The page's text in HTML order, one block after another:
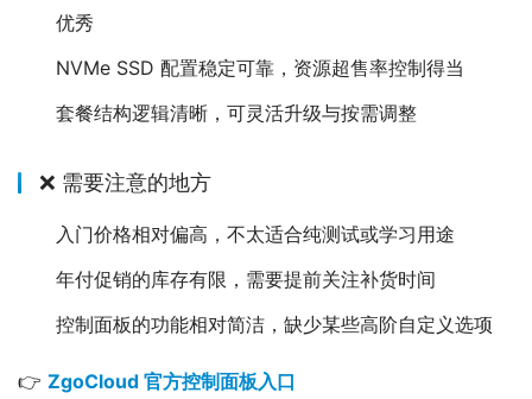
优秀
NVMe SSD 配置稳定可靠，资源超售率控制得当
套餐结构逻辑清晰，可灵活升级与按需调整
❌ 需要注意的地方
入门价格相对偏高，不太适合纯测试或学习用途
年付促销的库存有限，需要提前关注补货时间
控制面板的功能相对简洁，缺少某些高阶自定义选项
👉 ZgoCloud 官方控制面板入口